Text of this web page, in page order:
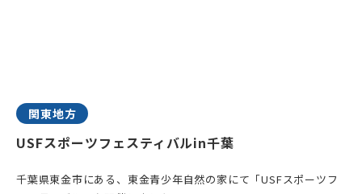
関東地方
USFスポーツフェスティバルin千葉
千葉県東金市にある、東金青少年自然の家にて「USFスポーツフ